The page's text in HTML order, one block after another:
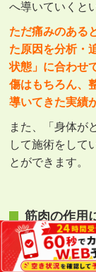
へ導いていくと
ただ痛みのある
た原因を分析・
状態」に合わせ
傷はもちろん、
導いてきた実績
また、「身体が
して施術をして
とができます。
筋肉の作用